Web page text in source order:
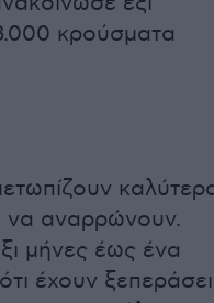
κρούσματα
να αναρρώνουν.
μήνες έως ένα
έχουν ξεπεράσει